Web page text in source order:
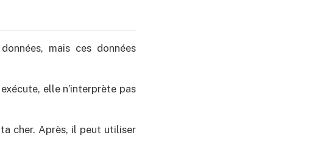
mais ces données
elle n’interprète pas
cher. Après, il peut utiliser